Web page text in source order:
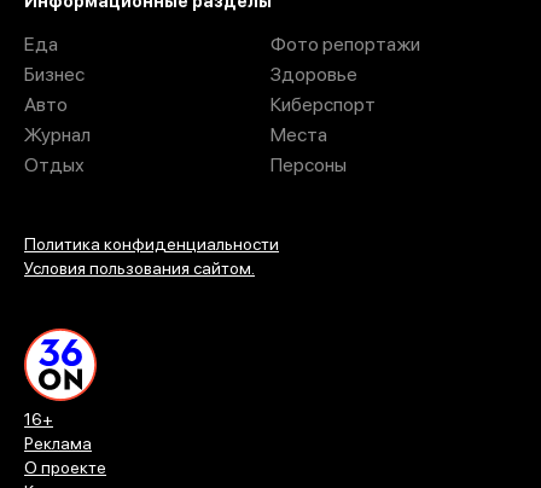
16+
Реклама
О проекте
Еда
Бизнес
Авто
Журнал
Отдых
Фото репортажи
Здоровье
Киберспорт
Места
Персоны
Политика конфиденциальности
Условия пользования сайтом.